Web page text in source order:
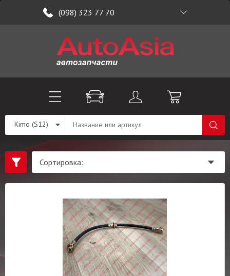
(098) 323 77 70
Kimo (S12)